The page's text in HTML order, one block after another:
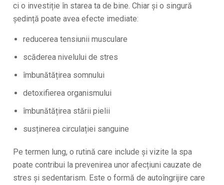
ci o investiție în starea ta de bine. Chiar și o singură
ședință poate avea efecte imediate:
reducerea tensiunii musculare
scăderea nivelului de stres
îmbunătățirea somnului
detoxifierea organismului
îmbunătățirea stării pielii
susținerea circulației sanguine
Pe termen lung, o rutină care include și vizite la spa
poate contribui la prevenirea unor afecțiuni cauzate de
stres și sedentarism. Este o formă de autoîngrijire care